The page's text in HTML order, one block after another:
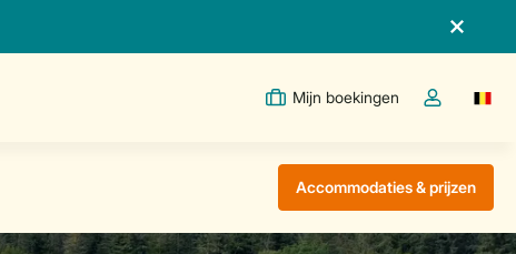
Mijn boekingen
Open de
Accommodaties & prijzen